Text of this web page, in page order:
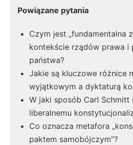
Powiązane pytania
Czym jest „fundamentalna
kontekście rządów prawa i
państwa?
Jakie są kluczowe różnice
wyjątkowym a dyktaturą
W jaki sposób Carl Schmitt
liberalnemu
Co oznacza metafora
paktem samobójczym”?